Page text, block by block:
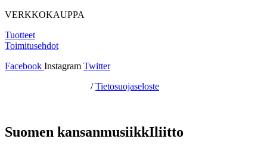
VERKKOKAUPPA
Tuotteet
Toimitusehdot
Facebook Instagram Twitter
/Tietosuojaseloste
Suomen kansanmusiikkIliitto